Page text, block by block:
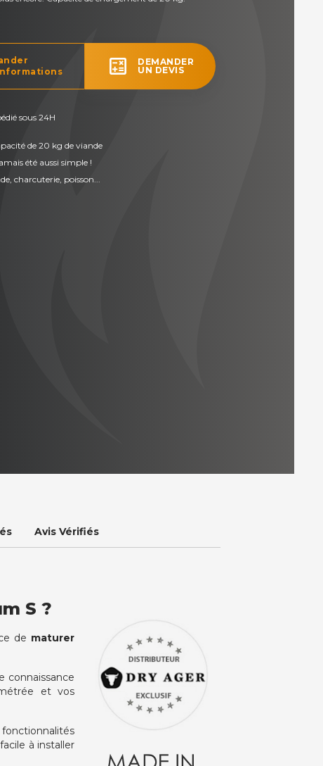
calculate
DEMANDER
UN DEVIS
sous 24H
de 20 kg de viande
été aussi simple !
charcuterie, poisson...
Avis Vérifiés
S ?
de maturer
connaissance
et vos
à installer